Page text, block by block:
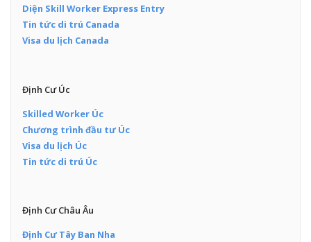
Diện Skill Worker Express Entry
Tin tức di trú Canada
Visa du lịch Canada
Định Cư Úc
Skilled Worker Úc
Chương trình đầu tư Úc
Visa du lịch Úc
Tin tức di trú Úc
Định Cư Châu Âu
Định Cư Tây Ban Nha